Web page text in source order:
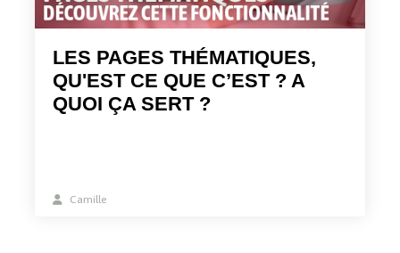
LES PAGES THÉMATIQUES,
QU'EST CE QUE C’EST ? A
QUOI ÇA SERT ?
Camille